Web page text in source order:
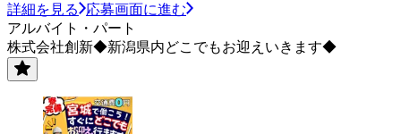
詳細を見る
応募画面に進む
アルバイト・パート
株式会社創新◆新潟県内どこでもお迎えいきます◆